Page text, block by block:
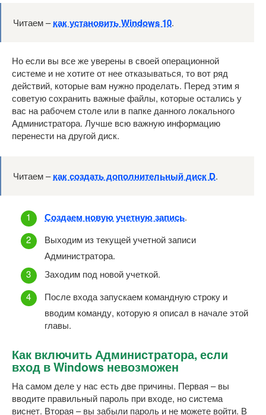
Читаем –как установить Windows 10.
Но если вы все же уверены в своей операционной
системе и не хотите от нее отказываться, то вот ряд
действий, которые вам нужно проделать. Перед этим я
советую сохранить важные файлы, которые остались у
вас на рабочем столе или в папке данного локального
Администратора. Лучше всю важную информацию
перенести на другой диск.
Читаем –как создать дополнительный диск D.
Создаем новую учетную запись.
Выходим из текущей учетной записи
Администратора.
Заходим под новой учеткой.
После входа запускаем командную строку и
вводим команду, которую я описал в начале этой
главы.
Как включить Администратора, если
вход в Windows невозможен
На самом деле у нас есть две причины. Первая – вы
вводите правильный пароль при входе, но система
виснет. Вторая – вы забыли пароль и не можете войти. В